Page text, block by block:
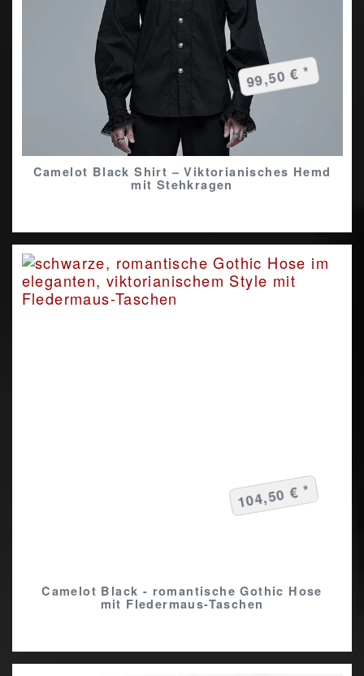
Camelot Black Shirt – Viktorianisches Hemd
mit Stehkragen
99,50 € *
Camelot Black - romantische Gothic Hose
mit Fledermaus-Taschen
104,50 € *